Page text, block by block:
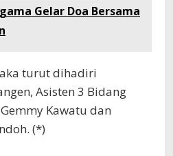
Gelar Doa Bersama
turut dihadiri
Asisten 3 Bidang
Kawatu dan
(*)